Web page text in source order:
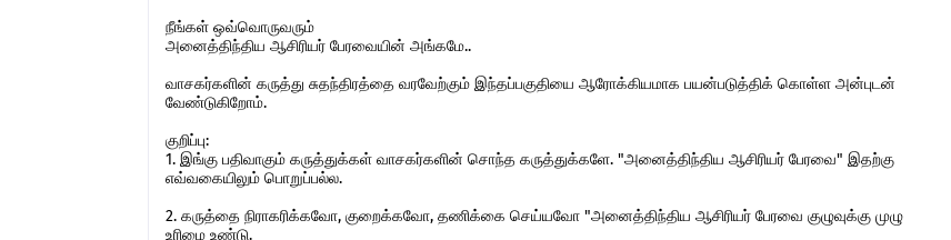
நீங்கள் ஒவ்வொருவரும்
அனைத்திந்திய ஆசிரியர் பேரவையின் அங்கமே..
வாசகர்களின் கருத்து சுதந்திரத்தை வரவேற்கும் இந்தப்பகுதியை ஆரோக்கியமாக பயன்படுத்திக் கொள்ள அன்புடன்
வேண்டுகிறோம்.
குறிப்பு:
1. இங்கு பதிவாகும் கருத்துக்கள் வாசகர்களின் சொந்த கருத்துக்களே. "அனைத்திந்திய ஆசிரியர் பேரவை" இதற்கு
எவ்வகையிலும் பொறுப்பல்ல.
2. கருத்தை நிராகரிக்கவோ, குறைக்கவோ, தணிக்கை செய்யவோ "அனைத்திந்திய ஆசிரியர் பேரவை குழுவுக்கு முழு
உரிமை உண்டு.